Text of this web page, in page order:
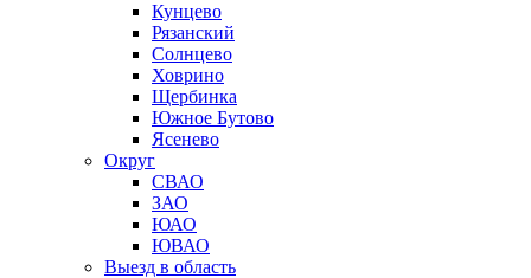
Кунцево
Рязанский
Солнцево
Ховрино
Щербинка
Южное Бутово
Ясенево
Округ
СВАО
ЗАО
ЮАО
ЮВАО
Выезд в область